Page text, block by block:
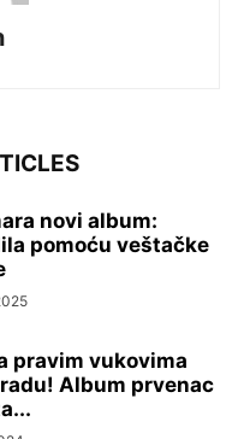
novi album:
pomoću veštačke
pravim vukovima
Album prvenac